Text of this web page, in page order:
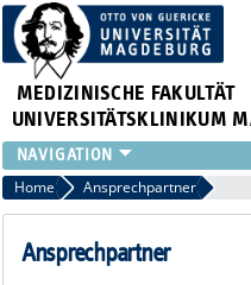
MEDIZINISCHE FAKULTÄT
UNIVERSITÄTSKLINIKUM
INSTITUTE
KLINIKEN
ZENTRALE EINRICHTUNGEN
Home Ansprechpartner
Ansprechpartner